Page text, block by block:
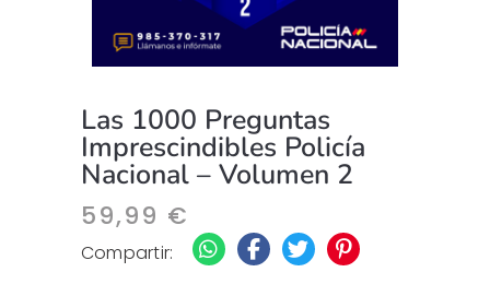
Las 1000 Preguntas
Imprescindibles Policía
Nacional – Volumen 2
59,99 €
Compartir: